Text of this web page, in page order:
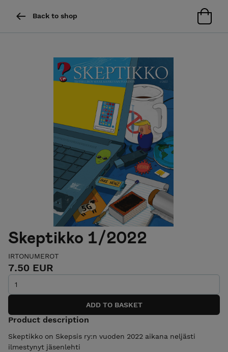
Back to shop
Skeptikko 1/2022
IRTONUMEROT
7.50 EUR
Product description
Skeptikko on Skepsis ry:n vuoden 2022 aikana neljästi
ilmestynyt jäsenlehti